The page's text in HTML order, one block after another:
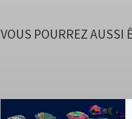
VOUS POURREZ AUSSI